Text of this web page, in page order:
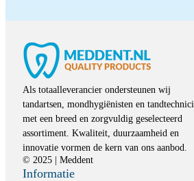
Als totaalleverancier ondersteunen wij
tandartsen, mondhygiënisten en tandtechnici
met een breed en zorgvuldig geselecteerd
assortiment. Kwaliteit, duurzaamheid en
innovatie vormen de kern van ons aanbod.
© 2025 | Meddent
Informatie